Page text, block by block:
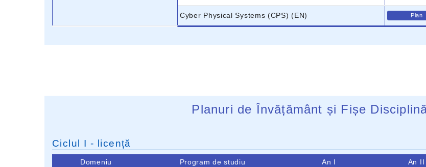
Cyber Physical Systems (CPS) (EN) Plan
Planuri de Învățământ și Fișe
Ciclul I - licență
Domeniu Program de studiu An I An II